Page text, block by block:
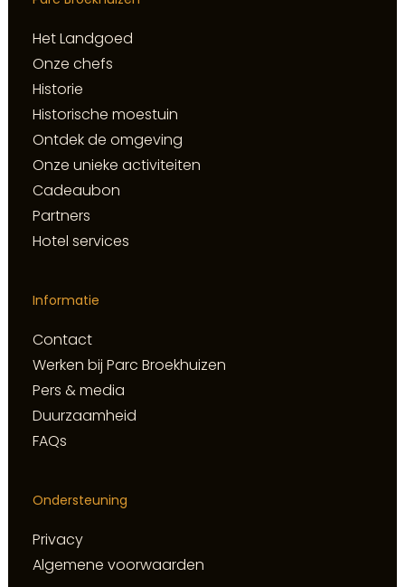
Het Landgoed
Onze chefs
Historie
Historische moestuin
Ontdek de omgeving
Onze unieke activiteiten
Cadeaubon
Partners
Hotel services
Informatie
Contact
Werken bij Parc Broekhuizen
Pers & media
Duurzaamheid
FAQs
Ondersteuning
Privacy
Algemene voorwaarden